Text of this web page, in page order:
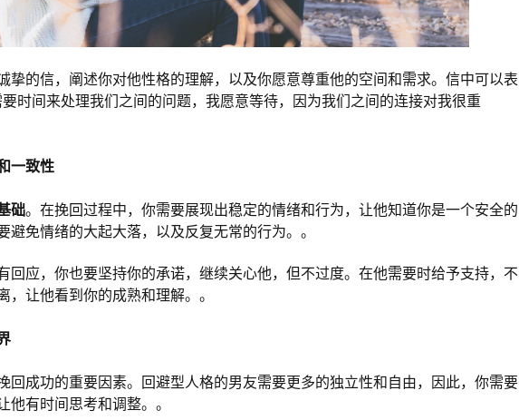
挚的信，阐述你对他性格的理解，以及你愿意尊重他的空间和需求。信中可以表
时间来处理我们之间的问题，我愿意等待，因为我们之间的连接对我很重
一致性
础。在挽回过程中，你需要展现出稳定的情绪和行为，让他知道你是一个安全的
避免情绪的大起大落，以及反复无常的行为。。
回应，你也要坚持你的承诺，继续关心他，但不过度。在他需要时给予支持，不
，让他看到你的成熟和理解。。
回成功的重要因素。回避型人格的男友需要更多的独立性和自由，因此，你需要
他有时间思考和调整。。